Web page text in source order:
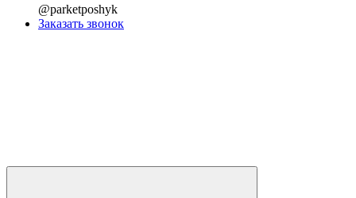
@parketposhyk
Заказать звонок